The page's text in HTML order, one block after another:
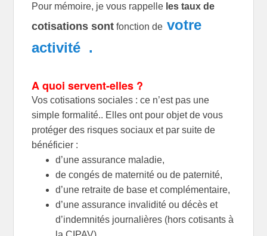
Pour mémoire, je vous rappelle les taux de
cotisations sont fonction de votre
activité .
A quoi servent-elles ?
Vos cotisations sociales : ce n’est pas une
simple formalité.. Elles ont pour objet de vous
protéger des risques sociaux et par suite de
bénéficier :
d’une assurance maladie,
de congés de maternité ou de paternité,
d’une retraite de base et complémentaire,
d’une assurance invalidité ou décès et
d’indemnités journalières (hors cotisants à